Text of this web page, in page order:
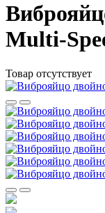
Multi-
Товар отсутствует